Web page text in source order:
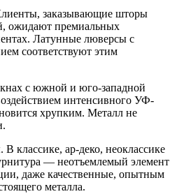
заказывающие шторы
ожидают премиальных
Латунные люверсы с
соответствуют этим
с южной и юго-западной
интенсивного УФ-
хрупким. Металл не
классике, ар-деко, неоклассике
— неотъемлемый элемент
даже качественные, опытным
металла.